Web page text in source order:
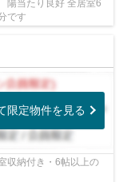
陽当たり良好 全居室6
です
限定物件を見る
納付き・6帖以上の